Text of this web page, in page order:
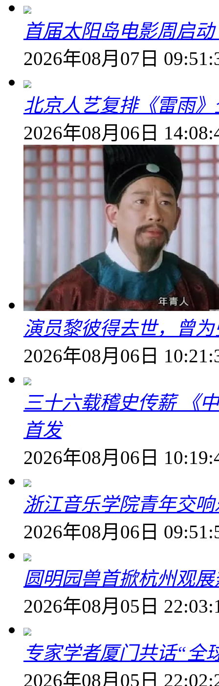
首届太阳岛电影周启
2026年08月07日
北京人艺复排《雷雨》
2026年08月06日
演员黎彼得去世，曾
2026年08月06日
三十六载稽史传薪 《
首发
2026年08月06日
浙江音乐学院青年交
2026年08月06日
圆明园兽首掀杭州观
2026年08月05日
专家学者厦门共话“全
2026年08月05日